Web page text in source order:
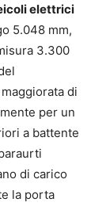
elettrici
5.048 mm,
3.300
di
per un
a battente
di carico
la porta